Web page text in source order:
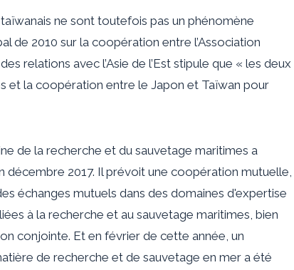
ne sont toutefois pas un phénomène
de 2010 sur la coopération entre l’Association
relations avec l’Asie de l’Est stipule que « les deux
et la coopération entre le Japon et Taïwan pour
de la recherche et du sauvetage maritimes a
2017. Il prévoit une coopération mutuelle,
échanges mutuels dans des domaines d'expertise
à la recherche et au sauvetage maritimes, bien
conjointe. Et en février de cette année, un
de recherche et de sauvetage en mer a été